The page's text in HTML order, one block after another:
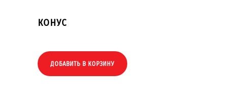
КОНУС
ДОБАВИТЬ В КОРЗИНУ